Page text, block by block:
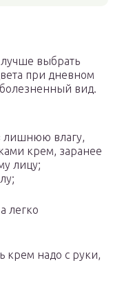
лучше выбрать
при дневном
болезненный вид.
лишнюю влагу,
крем, заранее
лицу;
легко
крем надо с руки,